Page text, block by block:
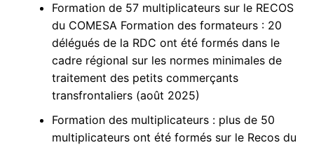
Formation de 57 multiplicateurs sur le RECOS
du COMESA Formation des formateurs : 20
délégués de la RDC ont été formés dans le
cadre régional sur les normes minimales de
traitement des petits commerçants
transfrontaliers (août 2025)
Formation des multiplicateurs : plus de 50
multiplicateurs ont été formés sur le Recos du